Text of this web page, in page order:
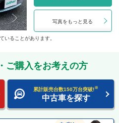
写真をもっと見る
いることがあります。
ご購入をお考えの方
累計販売台数150万台突破!※
中古車を探す